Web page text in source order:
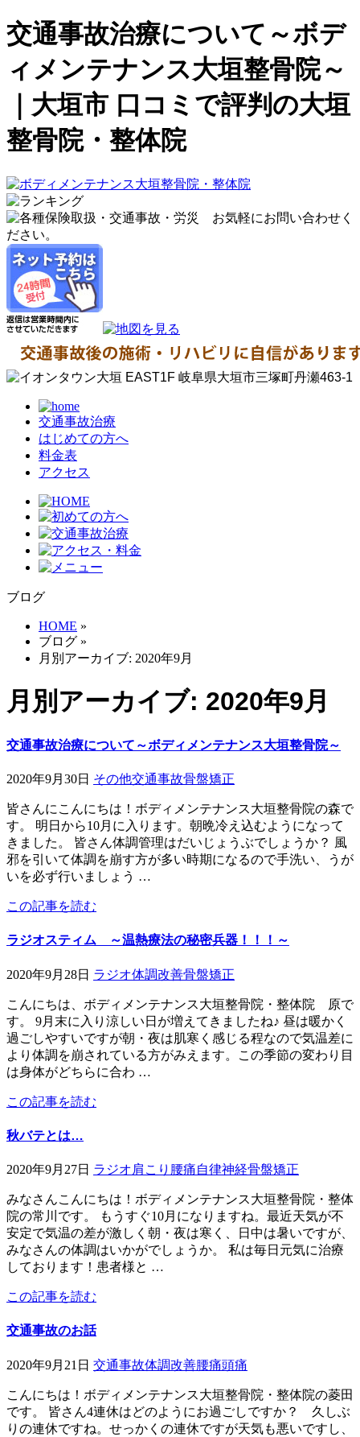
交通事故治療について～ボデ
ィメンテナンス大垣整骨院～
｜大垣市 口コミで評判の大垣
整骨院・整体院
交通事故治療
はじめての方へ
料金表
アクセス
ブログ
HOME »
ブログ »
月別アーカイブ: 2020年9月
月別アーカイブ: 2020年9月
交通事故治療について～ボディメンテナンス大垣整骨院～
2020年9月30日 その他交通事故骨盤矯正
皆さんにこんにちは！ボディメンテナンス大垣整骨院の森で
す。 明日から10月に入ります。朝晩冷え込むようになって
きました。 皆さん体調管理はだいじょうぶでしょうか？ 風
邪を引いて体調を崩す方が多い時期になるので手洗い、うが
いを必ず行いましょう …
この記事を読む
ラジオスティム ～温熱療法の秘密兵器！！！～
2020年9月28日 ラジオ体調改善骨盤矯正
こんにちは、ボディメンテナンス大垣整骨院・整体院 原で
す。 9月末に入り涼しい日が増えてきましたね♪ 昼は暖かく
過ごしやすいですが朝・夜は肌寒く感じる程なので気温差に
より体調を崩されている方がみえます。この季節の変わり目
は身体がどちらに合わ …
この記事を読む
秋バテとは…
2020年9月27日 ラジオ肩こり 腰痛自律神経骨盤矯正
みなさんこんにちは！ボディメンテナンス大垣整骨院・整体
院の常川です。 もうすぐ10月になりますね。最近天気が不
安定で気温の差が激しく朝・夜は寒く、日中は暑いですが、
みなさんの体調はいかがでしょうか。 私は毎日元気に治療
しております！患者様と …
この記事を読む
交通事故のお話
2020年9月21日 交通事故体調改善腰痛頭痛
こんにちは！ボディメンテナンス大垣整骨院・整体院の菱田
です。 皆さん4連休はどのようにお過ごしですか？ 久しぶ
りの連休ですね。せっかくの連休ですが天気も悪いですし、